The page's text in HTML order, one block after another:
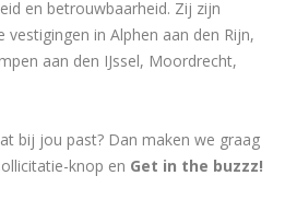
en betrouwbaarheid. Zij zijn
vestigingen in Alphen aan den Rijn,
aan den IJssel, Moordrecht,
bij jou past? Dan maken we graag
knop en Get in the buzzz!